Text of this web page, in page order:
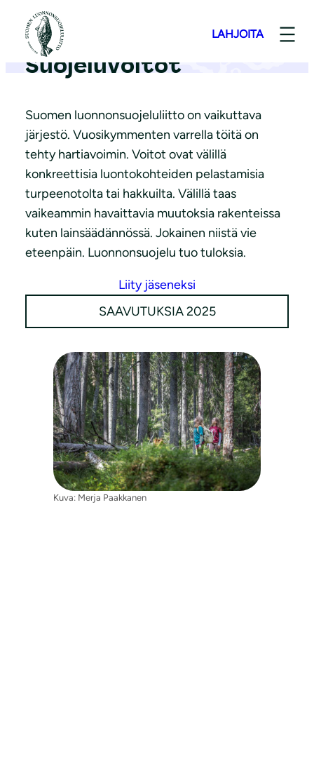
LAHJOITA
Kuva: Merja Paakkanen
Suojeluvoitot
Suomen luonnonsuojeluliitto on vaikuttava
järjestö. Vuosikymmenten varrella töitä on
tehty hartiavoimin. Voitot ovat välillä
konkreettisia luontokohteiden pelastamisia
turpeenotolta tai hakkuilta. Välillä taas
vaikeammin havaittavia muutoksia rakenteissa
kuten lainsäädännössä. Jokainen niistä vie
eteenpäin. Luonnonsuojelu tuo tuloksia.
Liity jäseneksi
SAAVUTUKSIA 2025